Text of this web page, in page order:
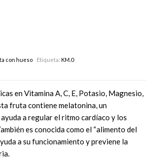
con hueso Etiqueta:KM.0
en Vitamina A, C, E, Potasio, Magnesio,
fruta contiene melatonina, un
a regular el ritmo cardíaco y los
es conocida como el “alimento del
a su funcionamiento y previene la